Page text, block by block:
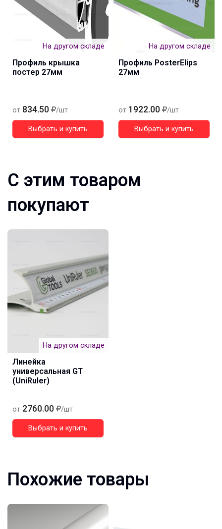
На другом складе
Профиль крышка
постер 27мм
от 834.50 /шт
Выбрать и купить
На другом складе
Профиль PosterElips
27мм
от 1922.00 /шт
Выбрать и купить
С этим товаром
покупают
На другом складе
Линейка
универсальная GT
(UniRuler)
от 2760.00 /шт
Выбрать и купить
Похожие товары